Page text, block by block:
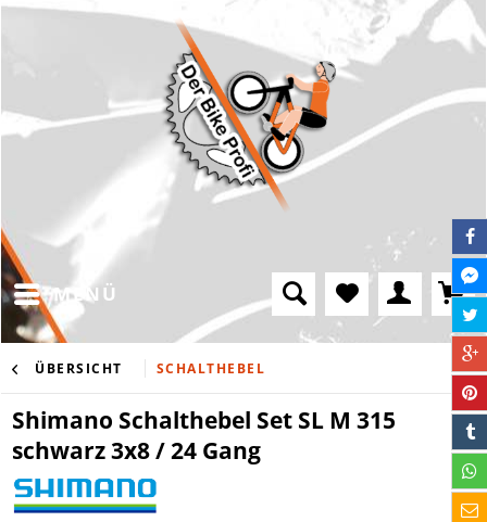
MENÜ
ÜBERSICHT SCHALTHEBEL
Shimano Schalthebel Set SL M 315
schwarz 3x8 / 24 Gang